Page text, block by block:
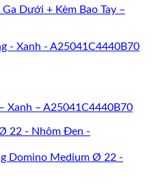
Dưới + Kèm Bao Tay –
Xanh – A25041C4440B70